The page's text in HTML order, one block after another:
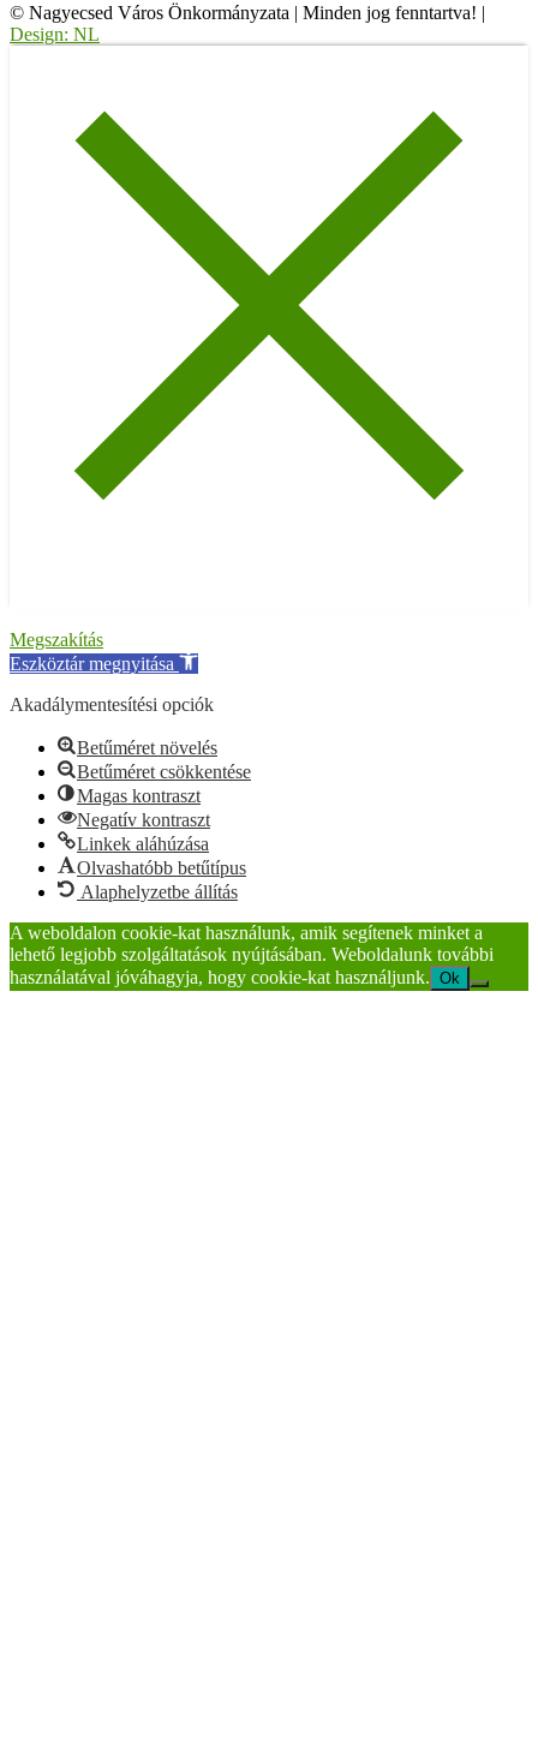
© Nagyecsed Város Önkormányzata | Minden jog fenntartva! |
Design: NL
Megszakítás
Eszköztár megnyitása
Akadálymentesítési opciók
Betűméret növelés
Betűméret csökkentése
Magas kontraszt
Negatív kontraszt
Linkek aláhúzása
Olvashatóbb betűtípus
Alaphelyzetbe állítás
A weboldalon cookie-kat használunk, amik segítenek minket a
lehető legjobb szolgáltatások nyújtásában. Weboldalunk további
használatával jóváhagyja, hogy cookie-kat használjunk. Ok